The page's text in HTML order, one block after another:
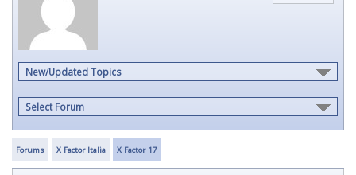
New/Updated Topics
Select Forum
Forums X Factor Italia X Factor 17